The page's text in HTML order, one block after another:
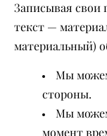
Записывая свои
текст —
материальный)
Мы можем
стороны.
Мы
момент